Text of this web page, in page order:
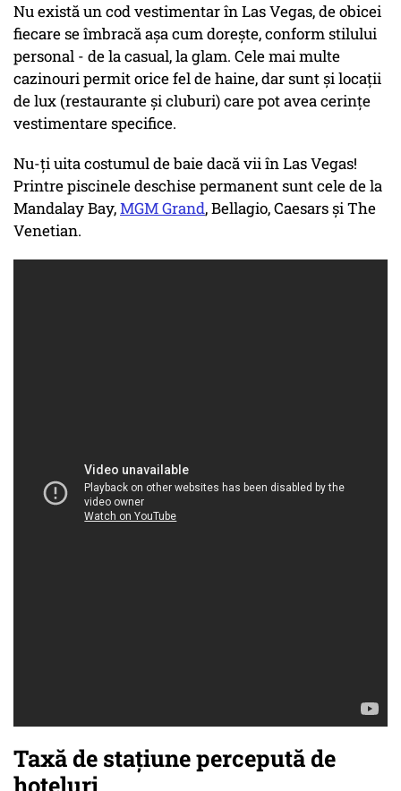
Nu există un cod vestimentar în Las Vegas, de obicei
fiecare se îmbracă așa cum dorește, conform stilului
personal - de la casual, la glam. Cele mai multe
cazinouri permit orice fel de haine, dar sunt și locații
de lux (restaurante și cluburi) care pot avea cerințe
vestimentare specifice.
Nu-ți uita costumul de baie dacă vii în Las Vegas!
Printre piscinele deschise permanent sunt cele de la
Mandalay Bay,MGM Grand, Bellagio, Caesars și The
Venetian.
Taxă de stațiune percepută de
hoteluri